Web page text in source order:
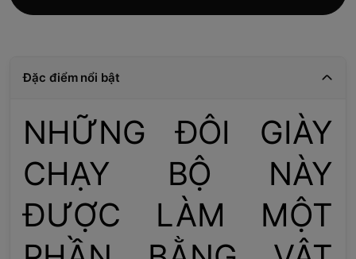
Đặc điểm nổi bật
NHỮNG ĐÔI GIÀY
CHẠY BỘ NÀY
ĐƯỢC LÀM MỘT